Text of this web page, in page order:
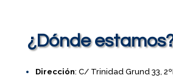
¿Dónde
Dirección: C/ Trinidad Grund 33,